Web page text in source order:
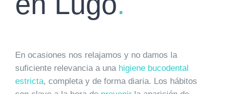
En ocasiones nos relajamos y no damos la
suficiente relevancia a una higiene bucodental
estricta, completa y de forma diaria. Los hábitos